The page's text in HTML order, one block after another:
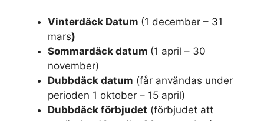
Vinterdäck Datum (1 december – 31
mars)
Sommardäck datum (1 april – 30
november)
Dubbdäck datum (får användas under
perioden 1 oktober – 15 april)
Dubbdäck förbjudet (förbjudet att